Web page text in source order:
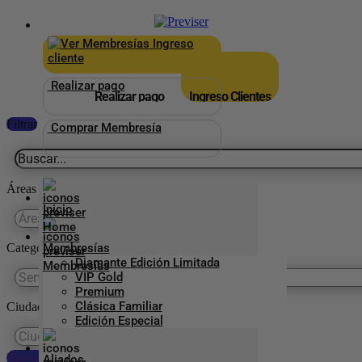
Ingreso
cliente
Realizar pago
Comprar Membresía
Inicio
Membresías
Diamante Edición Limitada
VIP Gold
Premium
Clásica Familiar
Edición Especial
Realizar pago Ingreso Clientes
Filtrar
Áreas
Categorías Previser
Ciudades
Reestablecer preferencias